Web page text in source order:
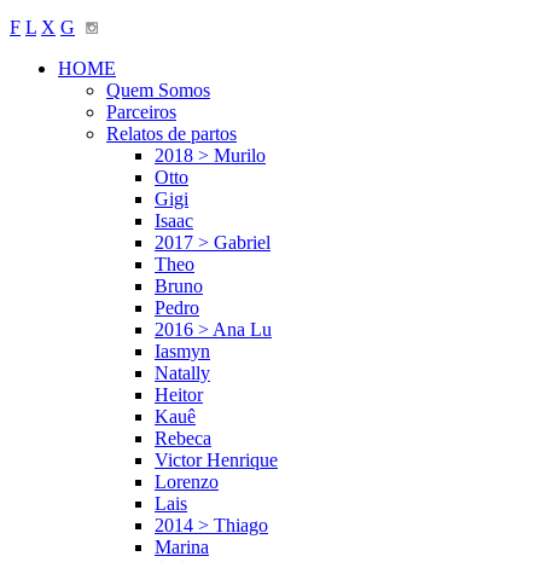
F L X G
HOME
Quem Somos
Parceiros
Relatos de partos
2018 > Murilo
Otto
Gigi
Isaac
2017 > Gabriel
Theo
Bruno
Pedro
2016 > Ana Lu
Iasmyn
Natally
Heitor
Kauê
Rebeca
Victor Henrique
Lorenzo
Lais
2014 > Thiago
Marina